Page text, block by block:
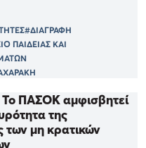
#ΔΙΑΓΡΑΦΗ
ΠΑΙΔΕΙΑΣ ΚΑΙ
Το ΠΑΣΟΚ αμφισβητεί
της
των μη κρατικών